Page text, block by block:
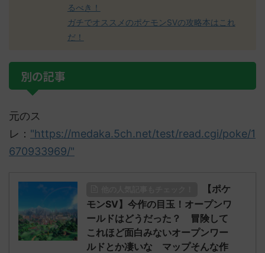
るべき！
ガチでオススメのポケモンSVの攻略本はこれ
だ！
別の記事
元のス
レ： "https://medaka.5ch.net/test/read.cgi/poke/1
670933969/"
【ポケ
モンSV】今作の目玉！オープンワ
ールドはどうだった？ 冒険して
これほど面白みないオープンワー
ルドとか凄いな マップそんな作